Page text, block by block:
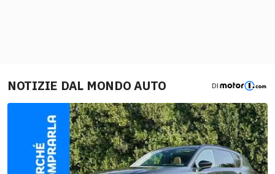
NOTIZIE DAL MONDO AUTO DI